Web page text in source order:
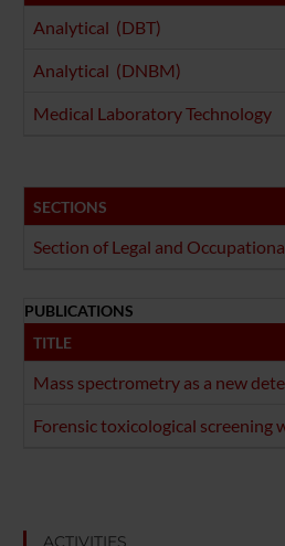
Analytical (DBT)
Analytical (DNBM)
Medical Laboratory Technology
SECTIONS
Section of Legal and
PUBLICATIONS
TITLE
Mass spectrometry as a new
Forensic toxicological screening